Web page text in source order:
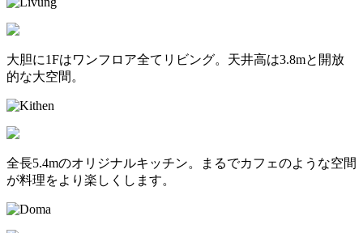
大胆に1Fはワンフロア全てリビング。天井高は3.8mと開放
的な大空間。
全長5.4mのオリジナルキッチン。まるでカフェのような空間
が料理をより楽しくします。